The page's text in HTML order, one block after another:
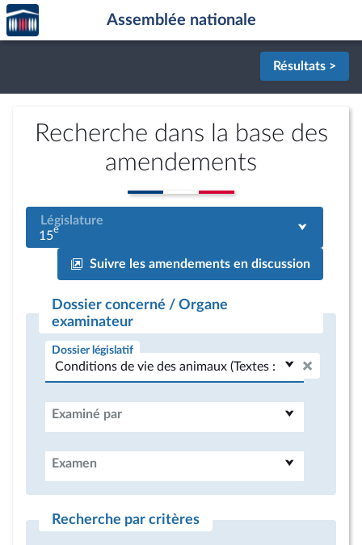
Aller au contenu
Aller en bas de la page
Accèder
à la
page
Assemblée nationale
Résultats >
Recherche dans la base des
amendements
Législature
15e
Suivre les amendements en discussion
Dossier concerné / Organe
examinateur
Dossier législatif
Examiné par
Examen
Recherche par critères